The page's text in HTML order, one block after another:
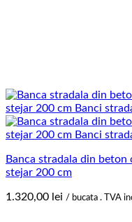
Banca stradala din beton
stejar 200 cm
1.320,00 lei / bucata . TVA